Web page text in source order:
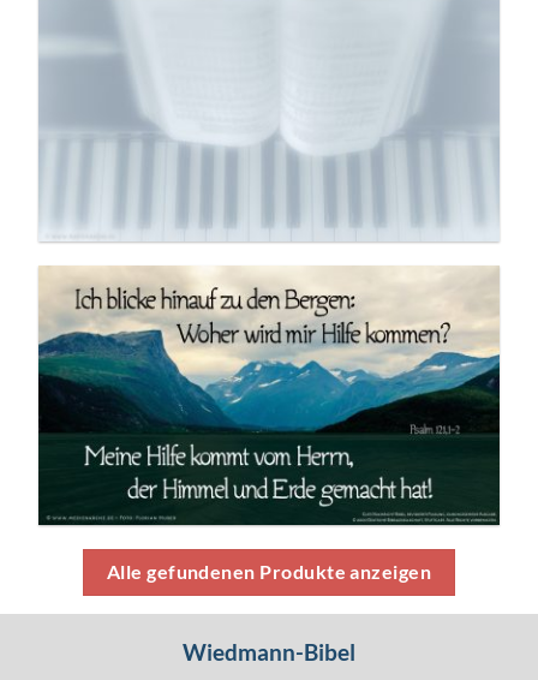
Alle gefundenen Produkte anzeigen
Wiedmann-Bibel